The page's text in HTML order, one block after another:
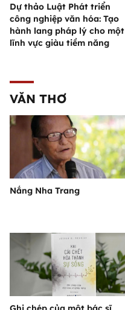
Dự thảo Luật Phát triển
công nghiệp văn hóa: Tạo
hành lang pháp lý cho một
lĩnh vực giàu tiềm năng
VĂN THƠ
Nắng Nha Trang